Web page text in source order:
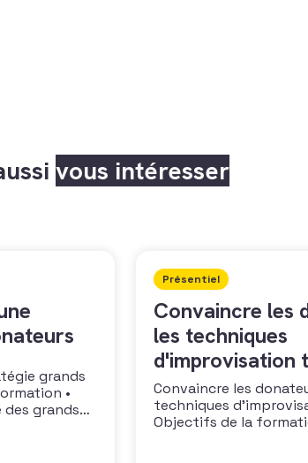
vous intéresser
grands
•
grands
Présentiel
Convaincre les
les techniques
d'improvisation
Convaincre les
techniques
Objectifs de la